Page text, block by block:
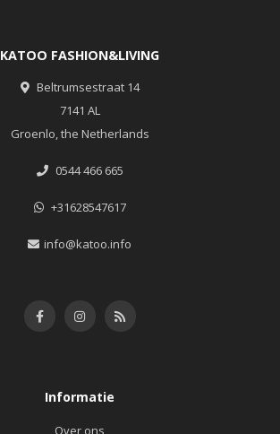
KATOO FASHION&LIVING
Beltrumsestraat 14
7141 AL
Groenlo, the Netherlands
0544 466 665
+31628547617
info@katoo.info
Informatie
Over ons